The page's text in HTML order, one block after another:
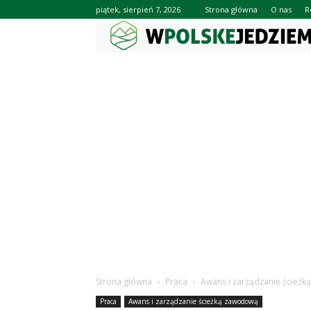
piątek, sierpień 7, 2026 Strona główna O nas
Strona główna Praca Awans i zarządzanie
Praca Awans i zarządzanie ścieżką zawodową